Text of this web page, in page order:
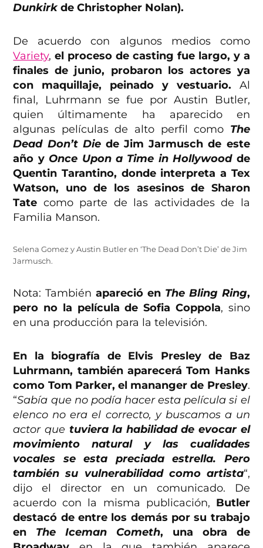
Dunkirkde Christopher Nolan).
De acuerdo con algunos medios como
Variety,el proceso de casting fue largo, y a
finales de junio, probaron los actores ya
con maquillaje, peinado y vestuario. Al
final, Luhrmann se fue por Austin Butler,
quien últimamente ha aparecido en
algunas películas de alto perfil como The
Dead Don’t Diede Jim Jarmusch de este
año y Once Upon a Time in Hollywoodde
Quentin Tarantino, donde interpreta a Tex
Watson, uno de los asesinos de Sharon
Tate como parte de las actividades de la
Familia Manson.
Selena Gomez y Austin Butler en ‘The Dead Don’t Die’ de Jim
Jarmusch.
Nota: Tambiénapareció en The Bling Ring,
pero no la película de Sofia Coppola, sino
en una producción para la televisión.
En la biografía de Elvis Presley de Baz
Luhrmann, también aparecerá Tom Hanks
como Tom Parker, el mananger de Presley.
“Sabía que no podía hacer esta película si el
elenco no era el correcto, y buscamos a un
actor que tuviera la habilidad de evocar el
movimiento natural y las cualidades
vocales se esta preciada estrella. Pero
también su vulnerabilidad como artista“,
dijo el director en un comunicado. De
acuerdo con la misma publicación, Butler
destacó de entre los demás por su trabajo
en The Iceman Cometh, una obra de